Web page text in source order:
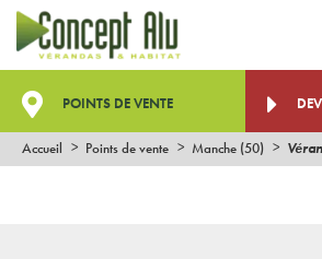
POINTS DE VENTE
Accueil Points de vente Manche (50)